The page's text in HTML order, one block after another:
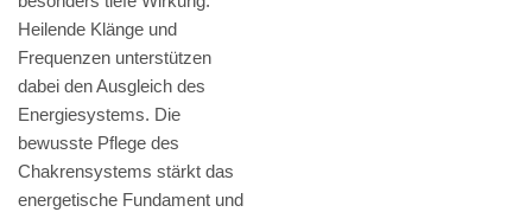
Heilende Klänge und
Frequenzen unterstützen
dabei den Ausgleich des
Energiesystems. Die
bewusste Pflege des
Chakrensystems stärkt das
energetische Fundament und